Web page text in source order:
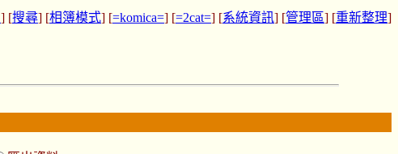
] [搜尋] [相簿模式] [=komica=] [=2cat=] [系統資訊] [管理區] [重新整理]